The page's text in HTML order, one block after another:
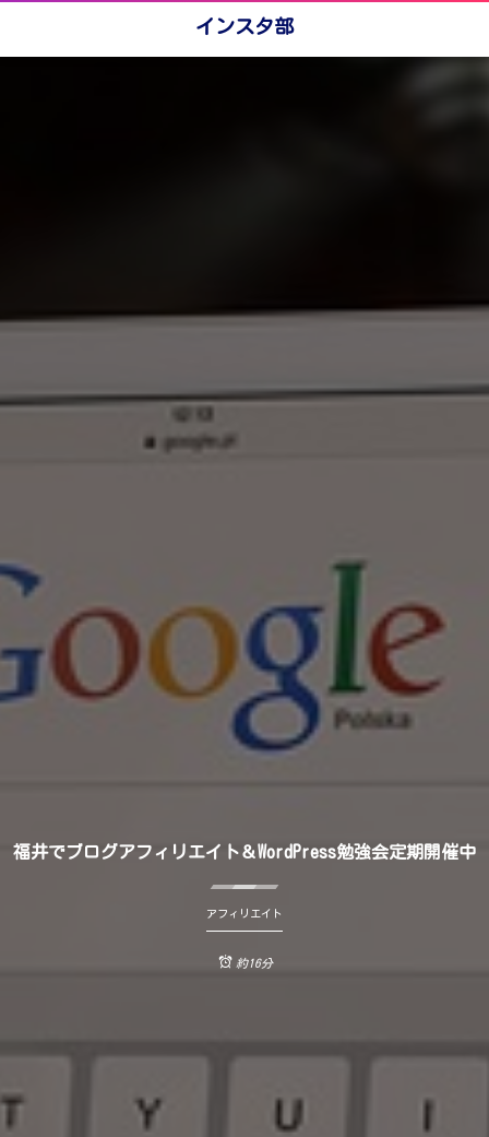
インスタ部
福井でブログアフィリエイト＆WordPress勉強会定期開催中
アフィリエイト
約16分